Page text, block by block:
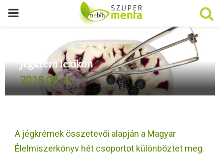
P
I
M
R
Jégkrém lexikon
2018.08.12.
A jégkrémek összetevői alapján a Magyar
Élelmiszerkönyv hét csoportot különböztet meg.